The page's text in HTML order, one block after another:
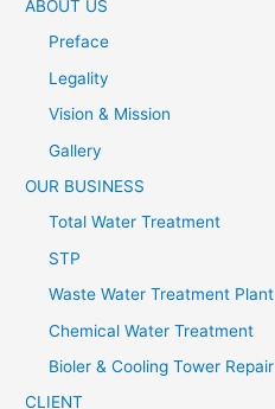
ABOUT US
Preface
Legality
Vision & Mission
Gallery
OUR BUSINESS
Total Water Treatment
STP
Waste Water Treatment Plant
Chemical Water Treatment
Bioler & Cooling Tower Repair
CLIENT